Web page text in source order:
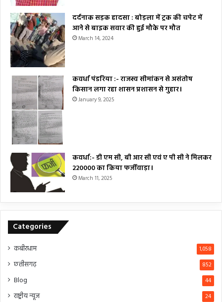
दर्दनाक सड़क हादसा : बोड़ला में ट्रक की चपेट में
आने से बाइक सवार की हुई मौके पर मौत
March 14, 2024
कवर्धा पंडरिया :- राजस्व सीमांकन से असंतोष
किसान लगा रहा शासन प्रशासन से गुहार।
January 9, 2025
कवर्धा:- डी एम सी, बी आर सी एवं ए पी सी ने मिलकर
₹220000 का किया फर्जीवाड़ा।
March 11, 2025
Categories
कबीरधाम 1,058
छत्तीसगढ़ 852
Blog 44
राष्ट्रीय न्यूज 24